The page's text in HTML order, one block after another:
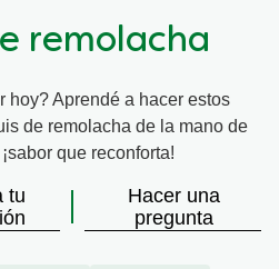
remolacha
hoy? Aprendé a hacer estos
de remolacha de la mano de
que reconforta!
tu
Hacer una
pregunta